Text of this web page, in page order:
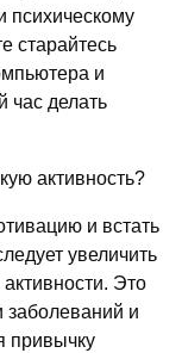
психическому
старайтесь
и
час делать
активность?
и встать
увеличить
Это
заболеваний и
привычку